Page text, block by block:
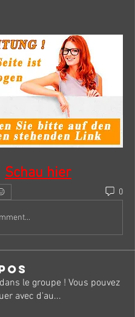
Schau hier
0
le groupe ! Vous pouvez
avec d'au...